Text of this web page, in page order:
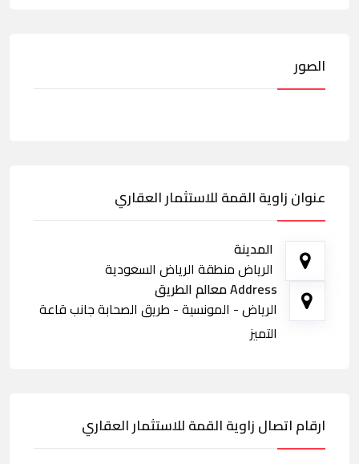
الصور
عنوان زاوية القمة للاستثمار العقاري
المدينة
الرياض منطقة الرياض السعودية
Address معالم الطريق
الرياض - المونسية - طريق الصحابة جانب قاعة
التميز
ارقام اتصال زاوية القمة للاستثمار العقاري